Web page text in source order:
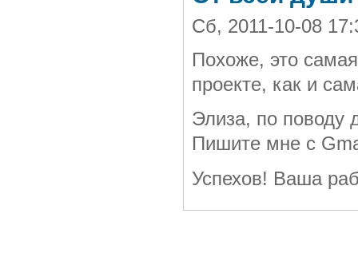
Сб, 2011-10-08
Похоже, это
проекте, как и
Элиза, по поводу
Пишите мне с
Успехов! Ваша